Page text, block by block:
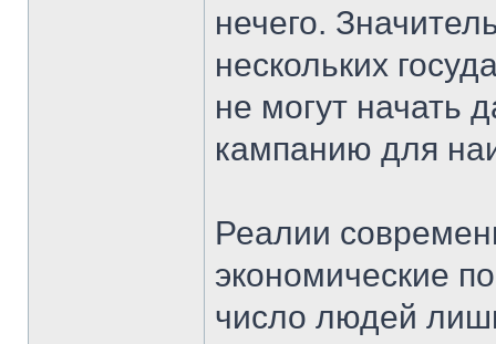
нечего.
нескольких
не могут начать
кампанию для
Реалии
экономические
число людей